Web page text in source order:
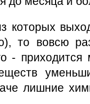
которых
то вовсю
- приходится
лишние